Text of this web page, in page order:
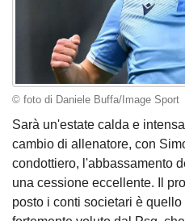
© foto di Daniele Buffa/Image Sport
Sarà un'estate calda e
cambio di allenatore, con
condottiero, l'abbassamento
una cessione eccellente. Il
posto i conti societari è